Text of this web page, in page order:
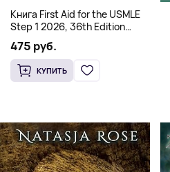
Книга First Aid for the USMLE
Step 1 2026, 36th Edition
(Мягкий переплет,
Английский язык)
475 руб.
КУПИТЬ